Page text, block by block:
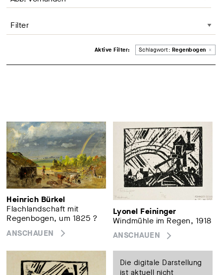
Filter
Aktive Filter: Entferne Filter
Schlagwort: Regenbogen ×
Heinrich Bürkel
Flachlandschaft mit
Regenbogen, um 1825 ?
ANSCHAUEN
Lyonel Feininger
Windmühle im Regen, 1918
ANSCHAUEN
Die digitale Darstellung
ist aktuell nicht